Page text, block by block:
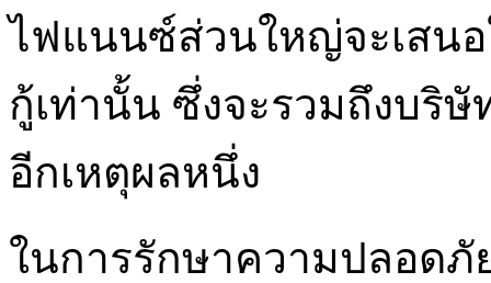
ไฟแนนซ์ส่วนใหญ่จะเสน
กู้เท่านั้น ซึ่งจะรวมถึงบริ
อีกเหตุผลหนึ่ง
ในการรักษาความปลอด